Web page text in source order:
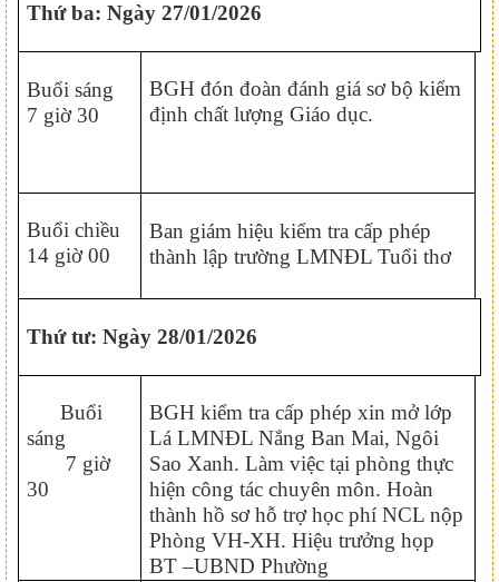
Thứ ba: Ngày 27/01/2026
Buổi sáng
7 giờ 30
BGH đón đoàn đánh giá sơ bộ kiểm
định chất lượng Giáo dục.
Buổi chiều
14 giờ 00
Ban giám hiệu kiểm tra cấp phép
thành lập trường LMNĐL Tuổi thơ
Thứ tư: Ngày 28/01/2026
Buổi
sáng
7 giờ
30
BGH kiểm tra cấp phép xin mở lớp
Lá LMNĐL Nắng Ban Mai, Ngôi
Sao Xanh. Làm việc tại phòng thực
hiện công tác chuyên môn. Hoàn
thành hồ sơ hỗ trợ học phí NCL nộp
Phòng VH-XH. Hiệu trưởng họp
BT –UBND Phường